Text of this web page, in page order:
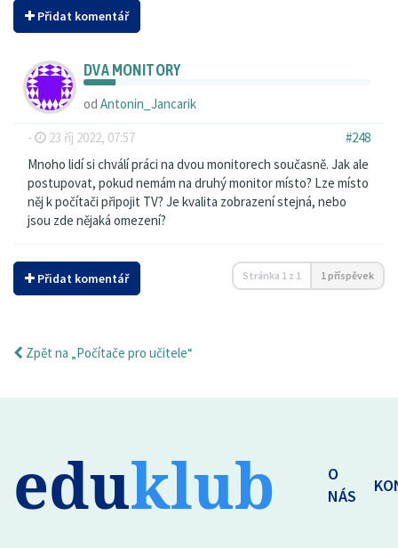
Přidat komentář
DVA MONITORY
od Antonin_Jancarik
-
23 říj 2022, 07:57
#248
Mnoho lidí si chválí práci na dvou monitorech současně. Jak ale
postupovat, pokud nemám na druhý monitor místo? Lze místo
něj k počítači připojit TV? Je kvalita zobrazení stejná, nebo
jsou zde nějaká omezení?
Přidat komentář Stránka 1 z 1 1 příspěvek
Zpět na „Počítače pro učitele“
eduklub
O
NÁS